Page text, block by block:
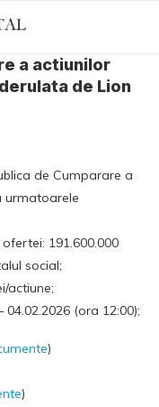
a actiunilor
derulata de Lion
de Cumparare a
urmatoarele
191.600.000
social;
actiune;
(ora 12:00);
)
)